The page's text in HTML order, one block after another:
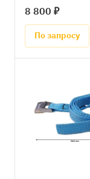
8 800 ₽
По запросу